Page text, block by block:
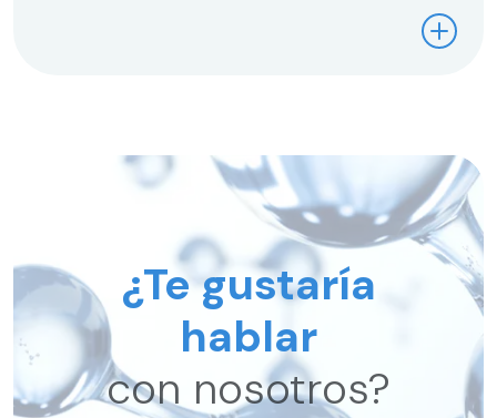
¿Te gustaría
hablar
con nosotros?